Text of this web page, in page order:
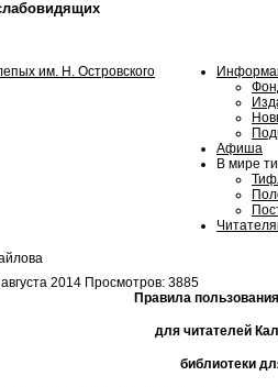
Афиша
В мире
2014 Просмотров: 3885
Правила
для читателей
библиотеки